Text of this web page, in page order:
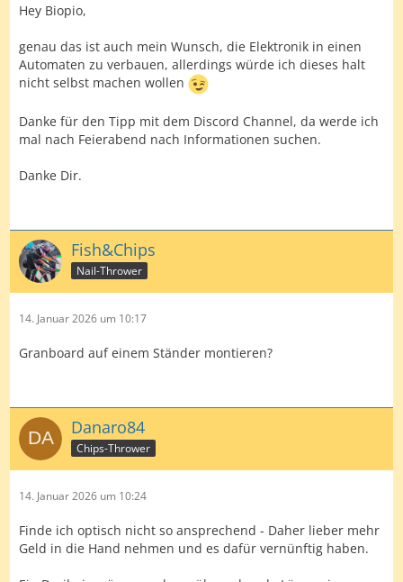
Hey Biopio,
genau das ist auch mein Wunsch, die Elektronik in einen
Automaten zu verbauen, allerdings würde ich dieses halt
nicht selbst machen wollen
Danke für den Tipp mit dem Discord Channel, da werde ich
mal nach Feierabend nach Informationen suchen.
Danke Dir.
Fish&Chips
Nail-Thrower
14. Januar 2026 um 10:17
Granboard auf einem Ständer montieren?
Danaro84
Chips-Thrower
14. Januar 2026 um 10:24
Finde ich optisch nicht so ansprechend - Daher lieber mehr
Geld in die Hand nehmen und es dafür vernünftig haben.